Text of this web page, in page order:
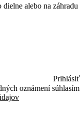
alebo na záhradu
Prihlásiť
oznámení súhlasím